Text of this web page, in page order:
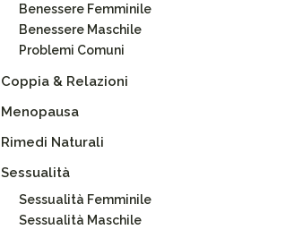
Benessere Femminile
Benessere Maschile
Problemi Comuni
Coppia & Relazioni
Menopausa
Rimedi Naturali
Sessualità
Sessualità Femminile
Sessualità Maschile